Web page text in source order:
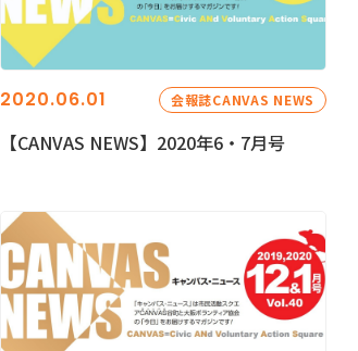
2020.06.01 会報誌CANVAS NEWS
【CANVAS NEWS】2020年6・7月号